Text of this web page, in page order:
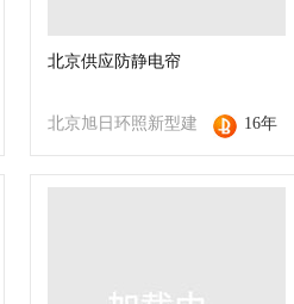
北京供应防静电帘
北京旭日环照新型建
材有限公司
16年